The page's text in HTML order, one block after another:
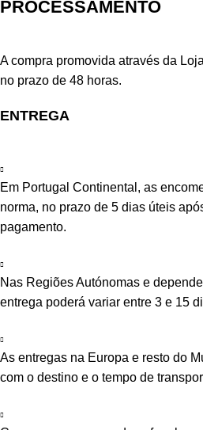
PROCESSAMENTO
A compra promovida através da
no prazo de 48 horas.
ENTREGA
Em Portugal Continental, as
norma, no prazo de 5 dias úteis
pagamento.
Nas Regiões Autónomas e
entrega poderá variar entre 3 e 15
As entregas na Europa e resto do
com o destino e o tempo de